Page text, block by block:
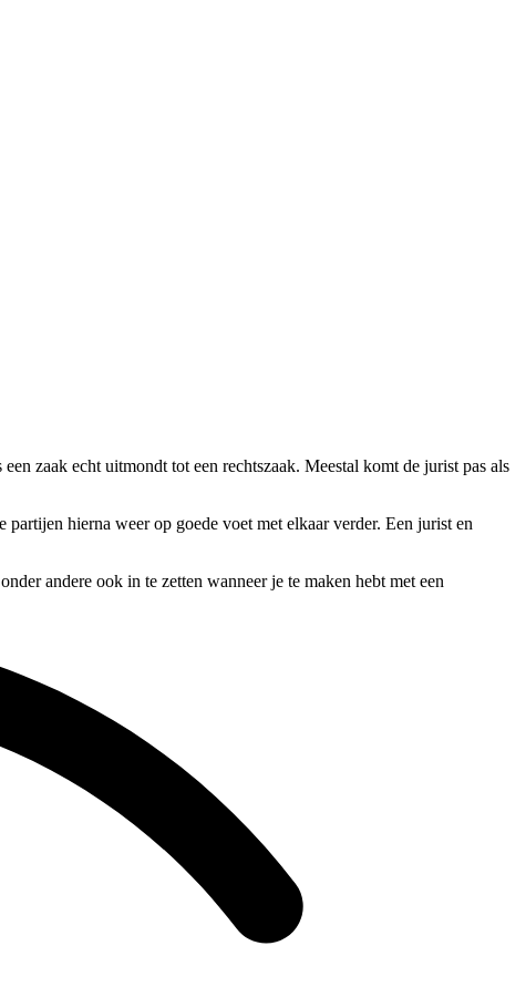
zaak echt uitmondt tot een rechtszaak. Meestal komt de jurist pas als
hierna weer op goede voet met elkaar verder. Een jurist en
andere ook in te zetten wanneer je te maken hebt met een